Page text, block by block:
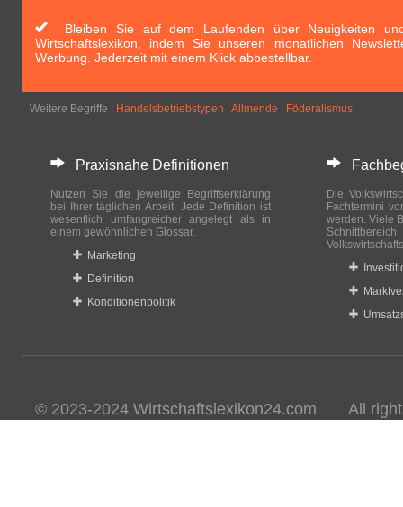
Bleiben Sie auf dem Laufenden über Neuigkeiten
Wirtschaftslexikon, indem Sie unseren monatlichen
Werbung. Jederzeit mit einem Klick abbestellbar.
Weitere Begriffe : Handelsbetriebstypen Allmende Föderalismus
Praxisnahe Definitionen
Nutzen Sie die jeweilige Begriffserklärung
bei Ihrer täglichen Arbeit. Jede Definition ist
wesentlich umfangreicher angelegt als in
einem gewöhnlichen Glossar.
Marketing
Definition
Konditionenpolitik
Die
Fachtermini
werden. Viele
© 2023-2024 Wirtschaftslexikon24.com All